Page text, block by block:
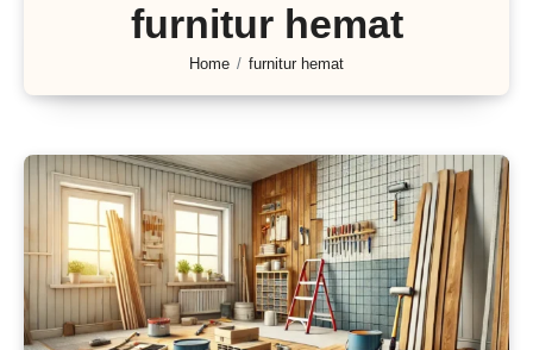
furnitur hemat
Home furnitur hemat